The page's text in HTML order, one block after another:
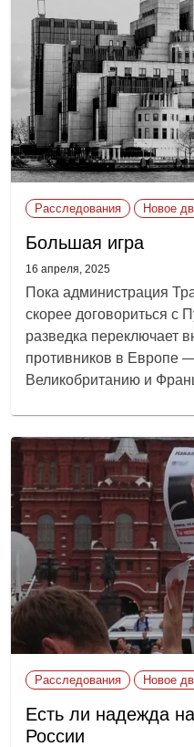
Расследования Новое
Большая игра
16 апреля, 2025
Пока администрация
скорее договориться с
разведка переключает
противников в Европе
Великобританию и
Расследования Новое
Есть ли надежда
России